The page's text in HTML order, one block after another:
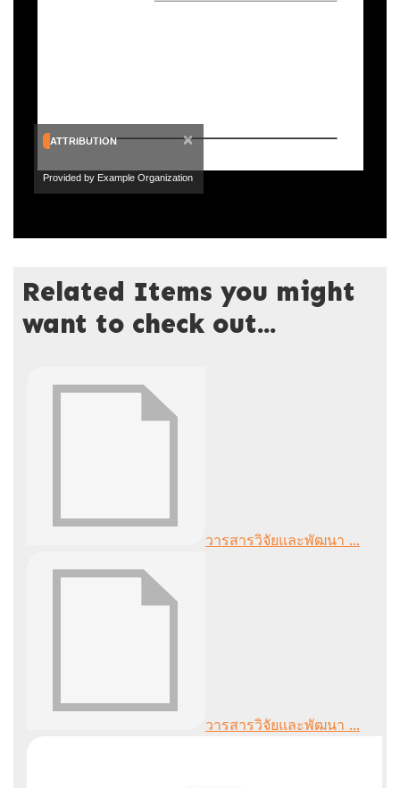
ATTRIBUTION ×
Provided by Example Organization
Related Items you might
want to check out...
วารสารวิจัยและพัฒนา ...
วารสารวิจัยและพัฒนา ...